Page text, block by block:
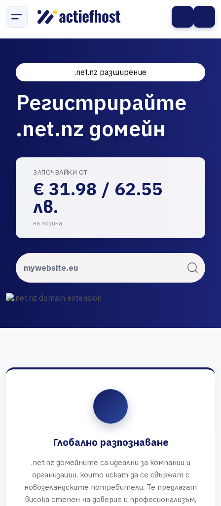
.net.nz разширение
Регистрирайте
.net.nz домейн
ЗАПОЧВАЙКИ ОТ
€ 31.98 / 62.55
лв.
на година
Глобално разпознаване
.net.nz домейните са идеални за компании и
организации, които искат да се свържат с
новозеландските потребители. Те предлагат
висока степен на доверие и професионализъм,